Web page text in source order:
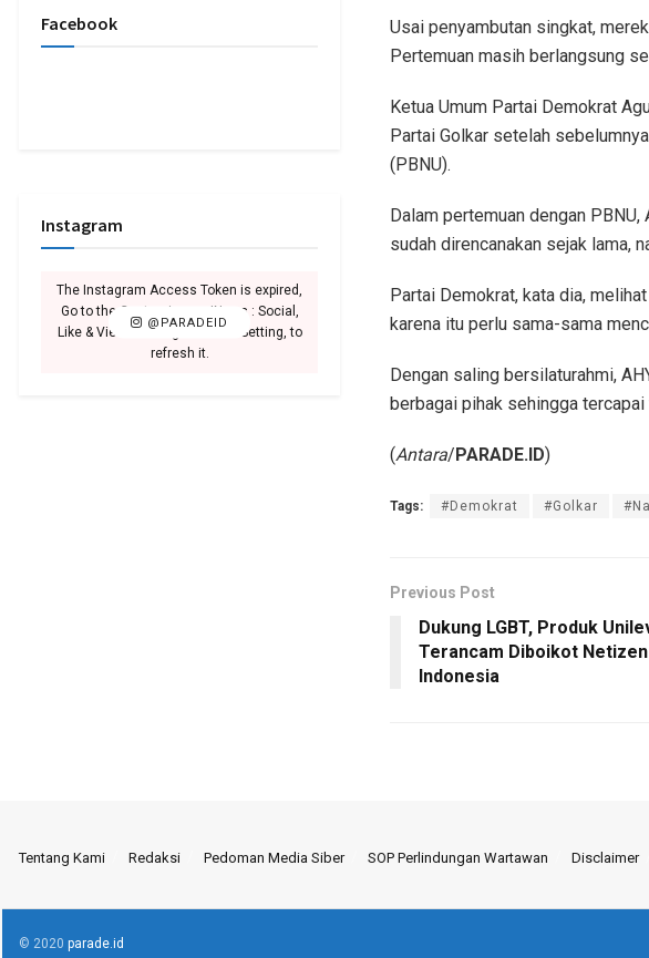
Usai penyambutan singkat,
Pertemuan masih berlangsung
Ketua Umum Partai Demokrat
Partai Golkar setelah
(PBNU).
Dalam pertemuan dengan
sudah direncanakan sejak lama,
Partai Demokrat, kata dia,
karena itu perlu sama-sama
Dengan saling bersilaturahmi,
berbagai pihak sehingga
(Antara/PARADE.ID)
Tags: #Demokrat #Golkar
Previous Post
Dukung LGBT, Produk
Terancam Diboikot Netizen
Indonesia
Facebook
Instagram
@PARADEID
The Instagram Access Token is expired,
Go to the Customizer > JNews : Social,
Like & View > Instagram Feed Setting, to
refresh it.
Tentang Kami Redaksi Pedoman Media Siber SOP Perlindungan Wartawan Disclaimer
© 2020 parade.id